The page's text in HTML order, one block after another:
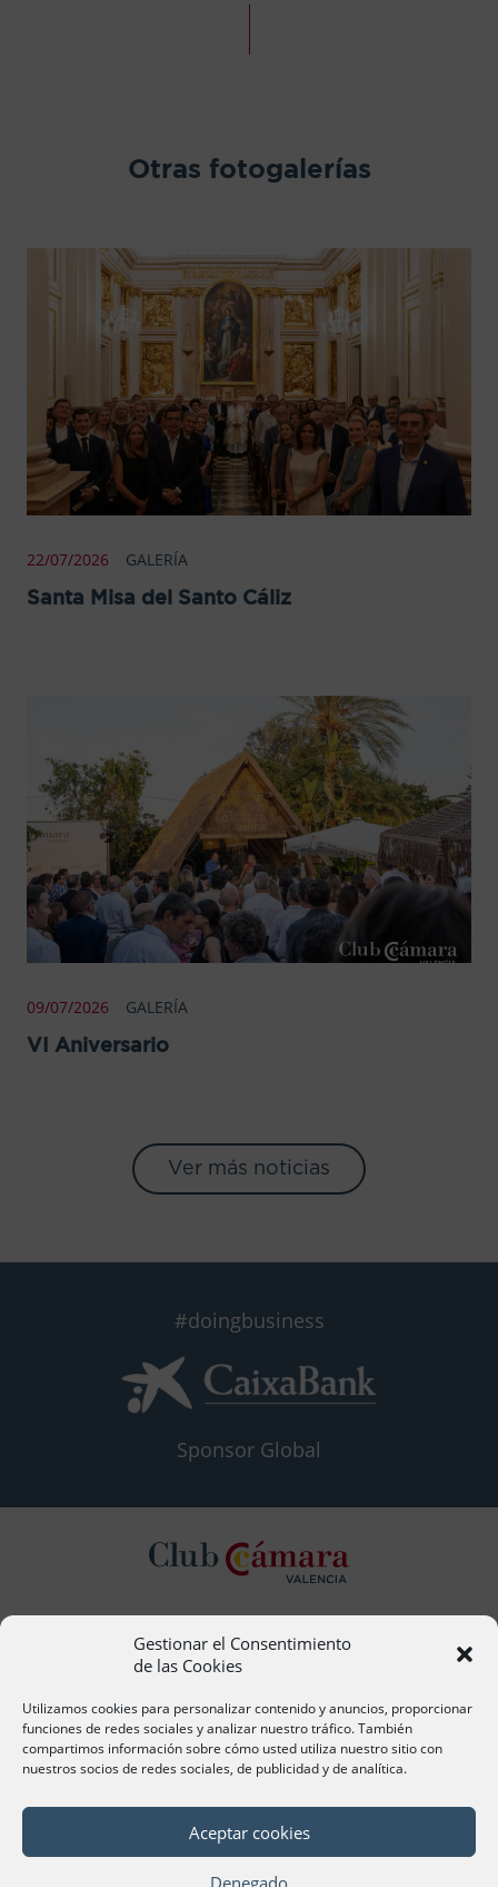
Gestionar el Consentimiento
de las Cookies
Utilizamos cookies para personalizar contenido y anuncios, proporcionar
funciones de redes sociales y analizar nuestro tráfico. También
compartimos información sobre cómo usted utiliza nuestro sitio con
nuestros socios de redes sociales, de publicidad y de analítica.
Aceptar cookies
Denegado
Otras fotogalerías
22/07/2026 GALERÍA
Santa Misa del Santo Cáliz
09/07/2026 GALERÍA
VI Aniversario
Ver más noticias
#doingbusiness
Sponsor Global
Contacto
acervera@camaravalencia.com
961 366 212
Síguenos